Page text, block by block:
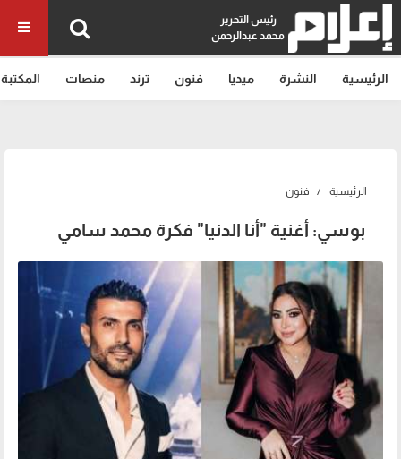
رئيس التحرير
محمد عبدالرحمن
الرئيسية النشرة ميديا فنون ترند منصات المكتبة
الرئيسية فنون
بوسي: أغنية "أنا الدنيا" فكرة محمد سامي